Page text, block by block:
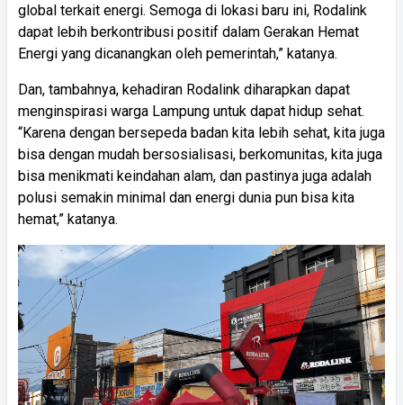
global terkait energi. Semoga di lokasi baru ini, Rodalink
dapat lebih berkontribusi positif dalam Gerakan Hemat
Energi yang dicanangkan oleh pemerintah,” katanya.
Dan, tambahnya, kehadiran Rodalink diharapkan dapat
menginspirasi warga Lampung untuk dapat hidup sehat.
“Karena dengan bersepeda badan kita lebih sehat, kita juga
bisa dengan mudah bersosialisasi, berkomunitas, kita juga
bisa menikmati keindahan alam, dan pastinya juga adalah
polusi semakin minimal dan energi dunia pun bisa kita
hemat,” katanya.